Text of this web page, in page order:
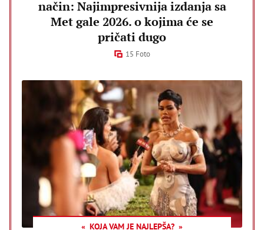
način: Najimpresivnija izdanja sa
Met gale 2026. o kojima će se
pričati dugo
15 Foto
KOJA VAM JE NAJLEPŠA?